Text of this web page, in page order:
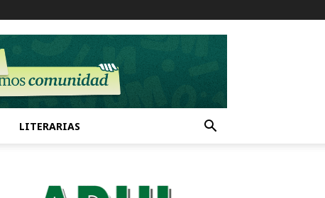
LITERARIAS